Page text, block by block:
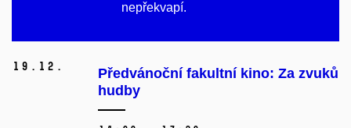
nepřekvapí.
19. 12.
Předvánoční fakultní kino: Za zvuků
hudby